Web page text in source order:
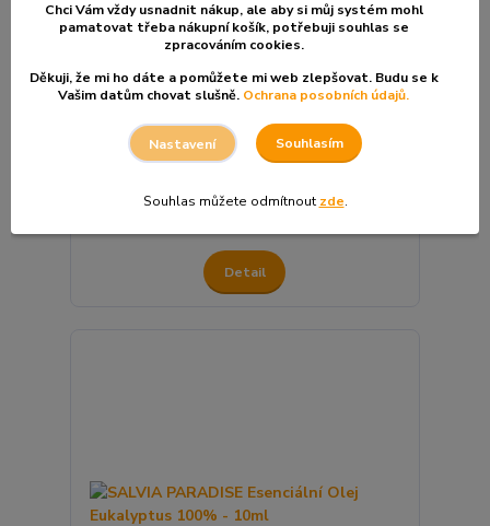
SALVIA PARADISE Esenciální Olej Cejlonská
Skořice 100% - 10ml
Sleva končí:
hod54 min
Detail
Chci Vám vždy usnadnit nákup, ale aby si můj systém mohl
pamatovat třeba nákupní košík, potřebuji souhlas se
zpracováním cookies.
Děkuji, že mi ho dáte a pomůžete mi web zlepšovat. Budu se k
Vašim datům chovat slušně. Ochrana posobních údajů.
Nastavení Souhlasím
Souhlas můžete odmítnout zde.